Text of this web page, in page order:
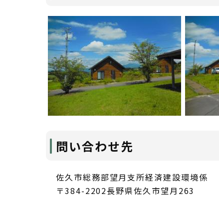
問い合わせ先
佐久市総務部望月支所経済建設環境係
〒384-2202長野県佐久市望月263